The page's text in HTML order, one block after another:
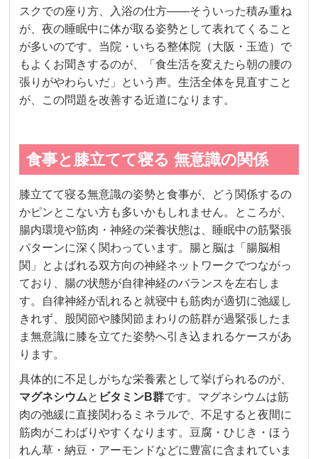
スクでの座り方、入浴の仕方——そういった積み重ね
が、夜の睡眠中に体が取る姿勢として表れてくること
が多いのです。当院・いちる整体院（大阪・玉造）で
もよくお聞きするのが、「食生活を変えたら朝の腰の
張りがやわらいだ」という声。生活全体を見直すこと
が、この問題を改善する近道になります。
食事と膝立てて寝る 無意識の関係
膝立てて寝る無意識の姿勢と食事が、どう関係するの
かピンとこない方も多いかもしれません。ところが、
腸内環境や筋肉・神経の栄養状態は、睡眠中の筋緊張
パターンに深く関わっています。腸と脳は「腸脳相
関」とよばれる双方向の神経ネットワークでつながっ
ており、腸の状態が自律神経のバランスを左右しま
す。自律神経が乱れると就寝中も筋肉が適切に弛緩し
きれず、股関節や膝関節まわりの筋群が過緊張したま
ま無意識に膝を立てた姿勢へ引き込まれるケースがあ
ります。
具体的に不足しがちな栄養素として挙げられるのが、
マグネシウムと ビタミンB群です。マグネシウムは筋
肉の弛緩に直接関わるミネラルで、不足すると夜間に
筋肉がこわばりやすくなります。豆腐・ひじき・ほう
れん草・納豆・アーモンドなどに豊富に含まれていま